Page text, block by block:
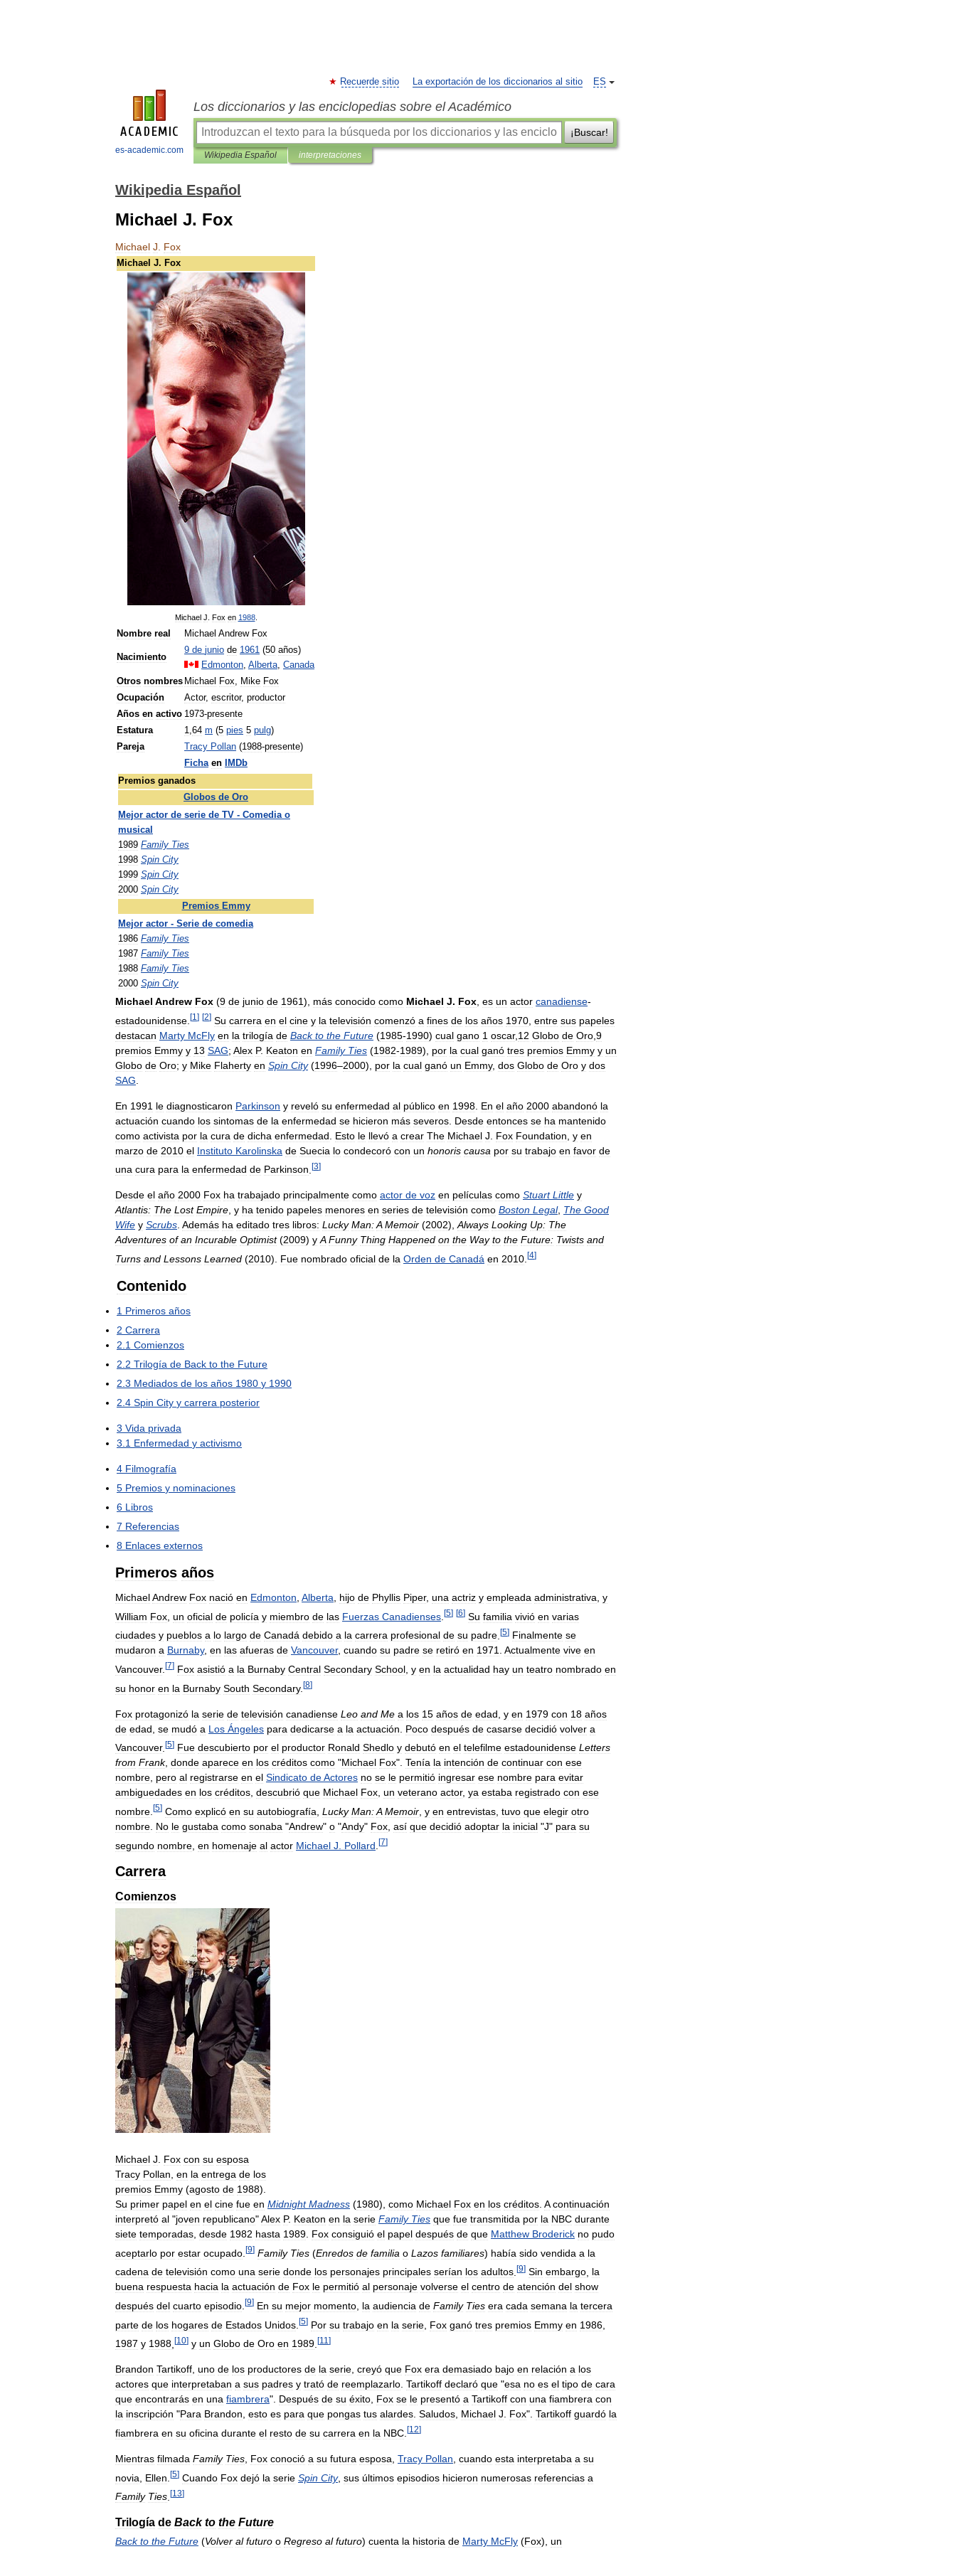
es-academic.com
ES
Recuerde sitio La exportación de los diccionarios al sitio
Los diccionarios y las enciclopedias sobre el Académico
¡Buscar!
Wikipedia Español interpretaciones
Wikipedia Español
Michael J. Fox
Michael J Fox
Michael J. Fox
Michael J Fox en 1988.
Nombre real Michael Andrew Fox
Nacimiento
9 de junio de 1961 (50 años)
Edmonton, Alberta, Canada
Otros nombres Michael Fox, Mike Fox
Ocupación
Actor, escritor, productor
Años en activo 1973-presente
Estatura
1,64 m (5 pies 5 pulg)
Pareja
Tracy Pollan (1988-presente)
Ficha en
IMDb
Premios ganados
Globos de Oro
Mejor actor de serie de TV - Comedia o
musical
1989 Family Ties
1998 Spin City
1999 Spin City
2000 Spin City
Premios Emmy
Mejor actor - Serie de comedia
1986 Family Ties
1987 Family Ties
1988 Family Ties
2000 Spin City
Michael Andrew Fox (9 de junio de 1961), más conocido como Michael J. Fox es un actor canadiense-
estadounidense [1 ] [2] Su carrera en el cine y la televisión comenzó a fines de los años 1970 entre sus papeles
destacan Marty McFly en la trilogía de Back to the Future (1985-1990) cual gano 1 oscar, 12 Globo de Oro 9
premios Emmy y 13 SAG; Alex P. Keaton en Family Ties (1982-1989), por la cual ganó tres premios Emmy y un
Globo de Oro; y Mike Flaherty en Spin City(1996–2000), por la cual ganó un Emmy, dos Globo de Oro y dos
SAG
En 1991 le diagnosticaron Parkinson y reveló su enfermedad al público en 1998 En el año 2000 abandonó la
actuación cuando los sintomas de la enfermedad se hicieron más severos Desde entonces se ha mantenido
como activista por la cura de dicha enfermedad Esto le llevó a crear The Michael J Fox Foundation y en
marzo de 2010 el Instituto Karolinska de Suecia lo condecoró con un honoris causa por su trabajo en favor de
una cura para la enfermedad de Parkinson [3]
Desde el año 2000 Fox ha trabajado principalmente como actor de voz en películas como Stuart Little y
Atlantis: The Lost Empire, y ha tenido papeles menores en series de televisión como Boston Legal, The Good
Wife y Scrubs. Además ha editado tres libros: Lucky Man:A Memoir (2002),Always Looking Up: The
Adventures of an Incurable Optimist(2009) y A Funny Thing Happened on the Way to the Future: Twists and
Turns and Lessons Learned (2010). Fue nombrado oficial de la Orden de Canadá en 2010 [4]
Contenido
1 Primeros años
2 Carrera
2 1 Comienzos
2 2 Trilogía de Back to the Future
2 3 Mediados de los años 1980 y 1990
2 4 Spin City y carrera posterior
3 Vida privada
3 1 Enfermedad y activismo
4 Filmografía
5 Premios y nominaciones
6 Libros
7 Referencias
8 Enlaces externos
Primeros años
MichaelAndrew Fox nació en Edmonton Alberta hijo de Phyllis Piper, una actriz y empleada administrativa y
William Fox un oficial de policía y miembro de las Fuerzas Canadienses [5] [6] Su familia vivió en varias
ciudades y pueblos a lo largo de Canadá debido a la carrera profesional de su padre [5] Finalmente se
mudaron a Burnaby, en las afueras de Vancouver, cuando su padre se retiró en 1971. Actualmente vive en
Vancouver. [7] Fox asistió a la Burnaby Central Secondary School y en la actualidad hay un teatro nombrado en
su honor en la Burnaby South Secondary. [8]
Fox protagonizó la serie de televisión canadiense Leo and Me a los 15 años de edad y en 1979 con 18 años
de edad se mudó a Los Ángeles para dedicarse a la actuación Poco después de casarse decidió volver a
Vancouver. [5] Fue descubierto por el productor Ronald Shedlo y debutó en el telefilme estadounidense Letters
from Frank, donde aparece en los créditos como "Michael Fox". Tenía la intención de continuar con ese
nombre, pero al registrarse en el Sindicato deActores no se le permitió ingresar ese nombre para evitar
ambiguedades en los créditos, descubrió que Michael Fox, un veterano actor, ya estaba registrado con ese
nombre [5] Como explicó en su autobiografía Lucky Man:A Memoir y en entrevistas tuvo que elegir otro
nombre No le gustaba como sonaba "Andrew" o "Andy" Fox así que decidió adoptar la inicial "J" para su
segundo nombre en homenaje al actor Michael J Pollard [7]
Carrera
Comienzos
Michael J Fox con su esposa
Tracy Pollan en la entrega de los
premios Emmy (agosto de 1988).
Su primer papel en el cine fue en Midnight Madness (1980), como Michael Fox en los créditos A continuación
interpretó al "joven republicano"Alex P. Keaton en la serie Family Ties que fue transmitida por la NBC durante
siete temporadas desde 1982 hasta 1989 Fox consiguió el papel después de que Matthew Broderick no pudo
aceptarlo por estar ocupado [9] Family Ties (Enredos de familia o Lazos familiares) había sido vendida a la
cadena de televisión como una serie donde los personajes principales serían los adultos [9] Sin embargo la
buena respuesta hacia la actuación de Fox le permitió al personaje volverse el centro de atención del show
después del cuarto episodio [9] En su mejor momento la audiencia de Family Ties era cada semana la tercera
parte de los hogares de Estados Unidos [5] Por su trabajo en la serie Fox ganó tres premios Emmy en 1986
1987 y 1988 [10] y un Globo de Oro en 1989 [11 ]
Brandon Tartikoff, uno de los productores de la serie, creyó que Fox era demasiado bajo en relación a los
actores que interpretaban a sus padres y trató de reemplazarlo. Tartikoff declaró que "esa no es el tipo de cara
que encontrarás en una fiambrera". Después de su éxito, Fox se le presentó a Tartikoff con una fiambrera con
la inscripción "Para Brandon, esto es para que pongas tus alardes. Saludos, Michael J. Fox". Tartikoff guardó la
fiambrera en su oficina durante el resto de su carrera en la NBC [12]
Mientras filmada Family Ties Fox conoció a su futura esposa Tracy Pollan cuando esta interpretaba a su
novia
Ellen [5] Cuando Fox dejó la serie Spin City, sus últimos episodios hicieron numerosas referencias a
Family Ties [13]
Trilogía de Back to the Future
Back to the Future (Volver al futuro o Regreso al futuro) cuenta la historia de Marty McFly (Fox), un